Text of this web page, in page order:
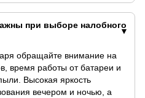
при выборе налобного
обращайте внимание на
время работы от батареи и
Высокая яркость
вечером и ночью, а